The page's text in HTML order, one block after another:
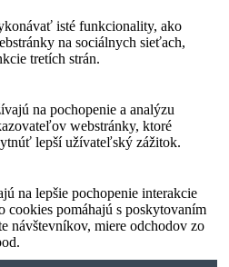
isté funkcionality, ako
na sociálnych sieťach,
tretích strán.
na pochopenie a analýzu
webstránky, ktoré
lepší užívateľský zážitok.
na lepšie pochopenie interakcie
cookies pomáhajú s poskytovaním
návštevníkov, miere odchodov zo